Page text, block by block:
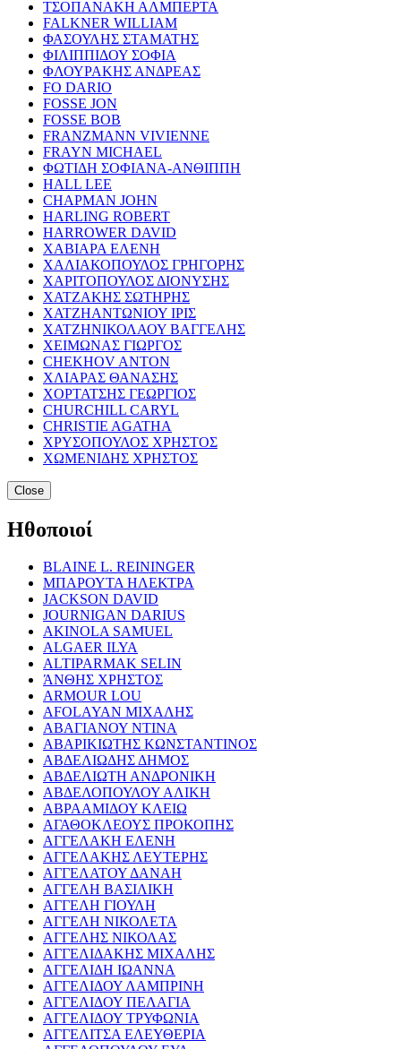
ΤΣΟΠΑΝΑΚΗ ΑΛΜΠΕΡΤΑ
FALKNER WILLIAM
ΦΑΣΟΥΛΗΣ ΣΤΑΜΑΤΗΣ
ΦΙΛΙΠΠΙΔΟΥ ΣΟΦΙΑ
ΦΛΟΥΡΑΚΗΣ ΑΝΔΡΕΑΣ
FO DARIO
FOSSE JON
FOSSE BOB
FRANZMANN VIVIENNE
FRAYN MICHAEL
ΦΩΤΙΔΗ ΣΟΦΙΑΝΑ-ΑΝΘΙΠΠΗ
HALL LEE
CHAPMAN JOHN
HARLING ROBERT
HARROWER DAVID
ΧΑΒΙΑΡΑ ΕΛΕΝΗ
ΧΑΛΙΑΚΟΠΟΥΛΟΣ ΓΡΗΓΟΡΗΣ
ΧΑΡΙΤΟΠΟΥΛΟΣ ΔΙΟΝΥΣΗΣ
ΧΑΤΖΑΚΗΣ ΣΩΤΗΡΗΣ
ΧΑΤΖΗΑΝΤΩΝΙΟΥ ΙΡΙΣ
ΧΑΤΖΗΝΙΚΟΛΑΟΥ ΒΑΓΓΕΛΗΣ
ΧΕΙΜΩΝΑΣ ΓΙΩΡΓΟΣ
CHEKHOV ANTON
ΧΛΙΑΡΑΣ ΘΑΝΑΣΗΣ
ΧΟΡΤΑΤΣΗΣ ΓΕΩΡΓΙΟΣ
CHURCHILL CARYL
CHRISTIE AGATHA
ΧΡΥΣΟΠΟΥΛΟΣ ΧΡΗΣΤΟΣ
ΧΩΜΕΝΙΔΗΣ ΧΡΗΣΤΟΣ
Close
Ηθοποιοί
BLAINE L. REININGER
ΜΠΑΡΟΥΤΑ ΗΛΕΚΤΡΑ
JACKSON DAVID
JOURNIGAN DARIUS
AKINOLA SAMUEL
ALGAER ILYA
ALTIPARMAK SELIN
ΆΝΘΗΣ ΧΡΗΣΤΟΣ
ARMOUR LOU
AFOLAYAN ΜΙΧΑΛΗΣ
ΑΒΑΓΙΑΝΟΥ ΝΤΙΝΑ
ΑΒΑΡΙΚΙΩΤΗΣ ΚΩΝΣΤΑΝΤΙΝΟΣ
ΑΒΔΕΛΙΩΔΗΣ ΔΗΜΟΣ
ΑΒΔΕΛΙΩΤΗ ΑΝΔΡΟΝΙΚΗ
ΑΒΔΕΛΟΠΟΥΛΟΥ ΑΛΙΚΗ
ΑΒΡΑΑΜΙΔΟΥ ΚΛΕΙΩ
ΑΓΑΘΟΚΛΕΟΥΣ ΠΡΟΚΟΠΗΣ
ΑΓΓΕΛΑΚΗ ΕΛΕΝΗ
ΑΓΓΕΛΑΚΗΣ ΛΕΥΤΕΡΗΣ
ΑΓΓΕΛΑΤΟΥ ΔΑΝΑΗ
ΑΓΓΕΛΗ ΒΑΣΙΛΙΚΗ
ΑΓΓΕΛΗ ΓΙΟΥΛΗ
ΑΓΓΕΛΗ ΝΙΚΟΛΕΤΑ
ΑΓΓΕΛΗΣ ΝΙΚΟΛΑΣ
ΑΓΓΕΛΙΔΑΚΗΣ ΜΙΧΑΛΗΣ
ΑΓΓΕΛΙΔΗ ΙΩΑΝΝΑ
ΑΓΓΕΛΙΔΟΥ ΛΑΜΠΡΙΝΗ
ΑΓΓΕΛΙΔΟΥ ΠΕΛΑΓΙΑ
ΑΓΓΕΛΙΔΟΥ ΤΡΥΦΩΝΙΑ
ΑΓΓΕΛΙΤΣΑ ΕΛΕΥΘΕΡΙΑ